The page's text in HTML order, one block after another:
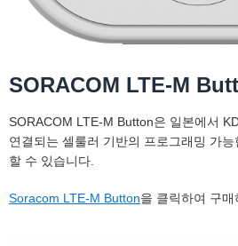
SORACOM LTE-M
SORACOM LTE-M Button은 일본에서
연결되는 셀룰러 기반의 프로그래밍 가
할 수 있습니다.
Soracom LTE-M Button을 클릭하여 구매